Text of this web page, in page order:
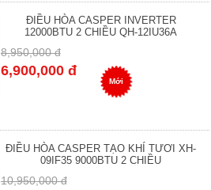
ĐIỀU HÒA CASPER INVERTER
12000BTU 2 CHIỀU QH-12IU36A
8,950,000 đ
6,900,000 đ
Mới
ĐIỀU HÒA CASPER TẠO KHÍ TƯƠI XH-
09IF35 9000BTU 2 CHIỀU
10,950,000 đ